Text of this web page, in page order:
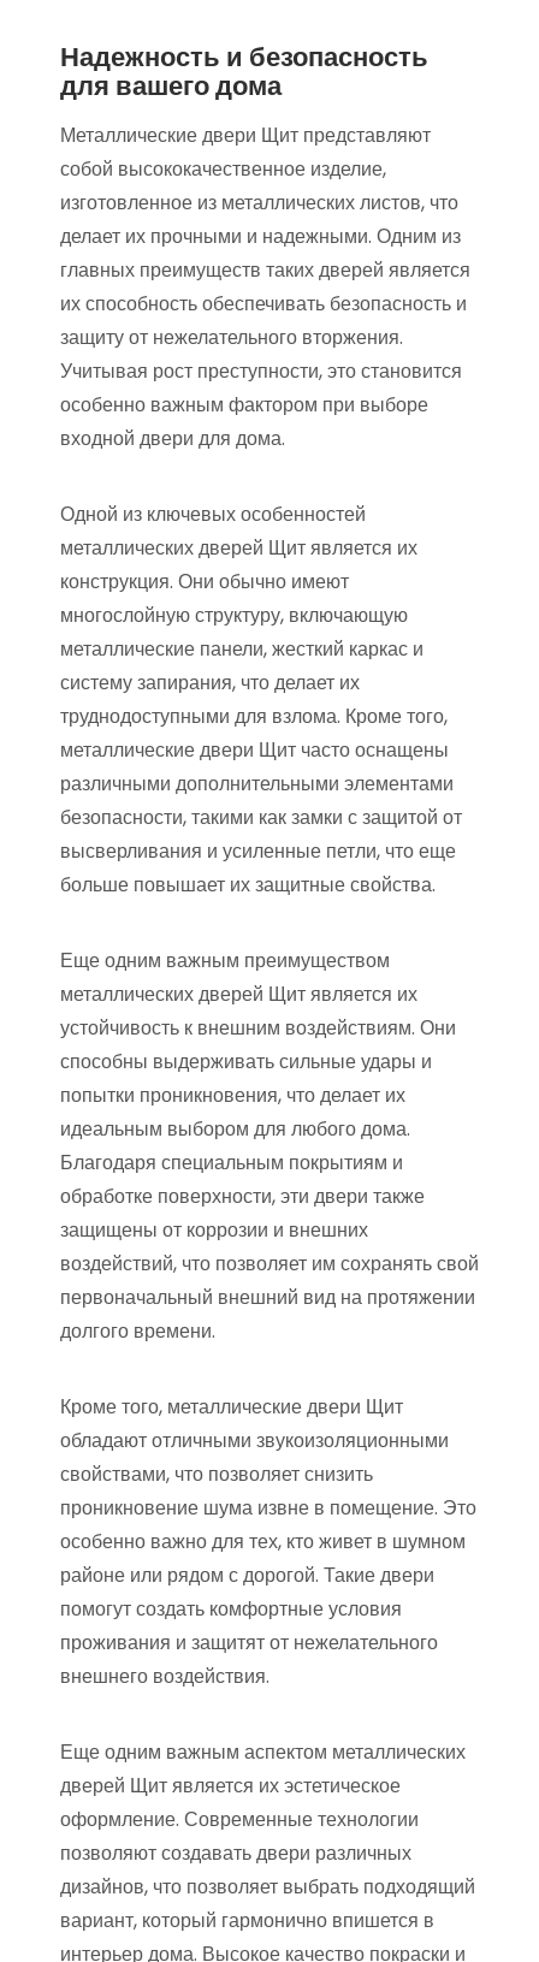
Надежность и безопасность
для вашего дома
Металлические двери Щит представляют
собой высококачественное изделие,
изготовленное из металлических листов, что
делает их прочными и надежными. Одним из
главных преимуществ таких дверей является
их способность обеспечивать безопасность и
защиту от нежелательного вторжения.
Учитывая рост преступности, это становится
особенно важным фактором при выборе
входной двери для дома.
Одной из ключевых особенностей
металлических дверей Щит является их
конструкция. Они обычно имеют
многослойную структуру, включающую
металлические панели, жесткий каркас и
систему запирания, что делает их
труднодоступными для взлома. Кроме того,
металлические двери Щит часто оснащены
различными дополнительными элементами
безопасности, такими как замки с защитой от
высверливания и усиленные петли, что еще
больше повышает их защитные свойства.
Еще одним важным преимуществом
металлических дверей Щит является их
устойчивость к внешним воздействиям. Они
способны выдерживать сильные удары и
попытки проникновения, что делает их
идеальным выбором для любого дома.
Благодаря специальным покрытиям и
обработке поверхности, эти двери также
защищены от коррозии и внешних
воздействий, что позволяет им сохранять свой
первоначальный внешний вид на протяжении
долгого времени.
Кроме того, металлические двери Щит
обладают отличными звукоизоляционными
свойствами, что позволяет снизить
проникновение шума извне в помещение. Это
особенно важно для тех, кто живет в шумном
районе или рядом с дорогой. Такие двери
помогут создать комфортные условия
проживания и защитят от нежелательного
внешнего воздействия.
Еще одним важным аспектом металлических
дверей Щит является их эстетическое
оформление. Современные технологии
позволяют создавать двери различных
дизайнов, что позволяет выбрать подходящий
вариант, который гармонично впишется в
интерьер дома. Высокое качество покраски и